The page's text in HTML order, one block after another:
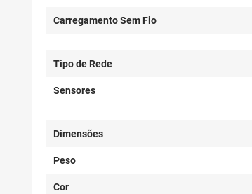
Carregamento Sem Fio
Tipo de Rede
Sensores
Dimensões
Peso
Cor